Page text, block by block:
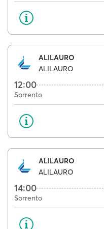
ALILAURO
ALILAURO
12:00
Sorrento
ALILAURO
ALILAURO
14:00
Sorrento